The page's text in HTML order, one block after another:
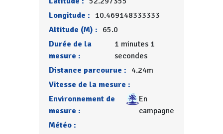
Longitude : 10.469148333333
Altitude (M) : 65.0
Durée de la
mesure :
1 minutes 1
secondes
Distance parcourue : 4.24m
Vitesse de la mesure :
Environnement de
mesure :
En
campagne
Météo :